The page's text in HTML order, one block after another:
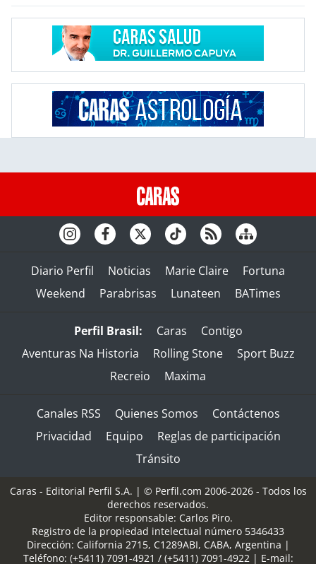
Diario Perfil Noticias Marie Claire
Fortuna
Weekend
Parabrisas Lunateen BATimes
Perfil Brasil: Caras
Contigo
Aventuras Na Historia
Rolling Stone
Sport Buzz
Recreio
Maxima
Canales RSS Quienes Somos
Contáctenos
Privacidad
Equipo
Reglas de participación
Tránsito
Caras - Editorial Perfil S.A. | © Perfil.com 2006-2026 - Todos los
derechos reservados.
Editor responsable: Carlos Piro.
Registro de la propiedad intelectual número 5346433
Dirección: California 2715, C1289ABI, CABA, Argentina |
Teléfono: (+5411) 7091-4921 / (+5411) 7091-4922| E-mail: